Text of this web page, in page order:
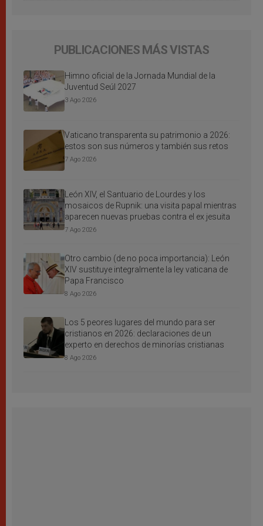
PUBLICACIONES MÁS VISTAS
Himno oficial de la Jornada Mundial de la
Juventud Seúl 2027
3 Ago 2026
Vaticano transparenta su patrimonio a 2026:
estos son sus números y también sus retos
7 Ago 2026
León XIV, el Santuario de Lourdes y los
mosaicos de Rupnik: una visita papal mientras
aparecen nuevas pruebas contra el ex jesuita
7 Ago 2026
Otro cambio (de no poca importancia): León
XIV sustituye integralmente la ley vaticana de
Papa Francisco
8 Ago 2026
Los 5 peores lugares del mundo para ser
cristianos en 2026: declaraciones de un
experto en derechos de minorías cristianas
8 Ago 2026